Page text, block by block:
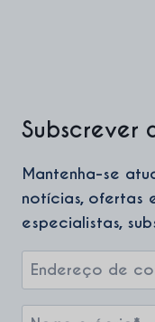
Subscrever
Mantenha-se
notícias, ofertas
especialistas,